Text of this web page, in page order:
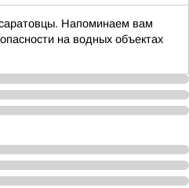
Напоминаем вам
на водных объектах